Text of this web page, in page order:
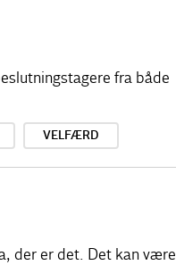
fra både
VELFÆRD
der er det. Det kan være